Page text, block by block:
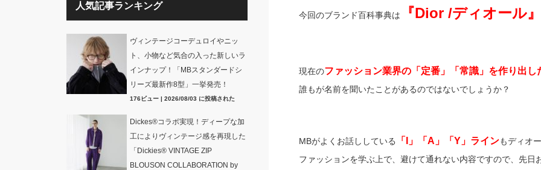
今回のブランド百科事典は 『Dior /ディオール』
現在のファッション業界の「定番」「常識」を作り出し
誰もが名前を聞いたことがあるのではないでしょうか？
MBがよくお話ししている 「I」「A」「Y」ラインもディオ
ファッションを学ぶ上で、避けて通れない内容ですので、先
人気記事ランキング
ヴィンテージコーデュロイやニッ
ト、小物など気合の入った新しいラ
インナップ！「MBスタンダードシ
リーズ最新作8型」一挙発売！
176ビュー| 2026/08/03 に投稿された
Dickes®コラボ実現！ディープな加
工によりヴィンテージ感を再現した
「Dickies® VINTAGE ZIP
BLOUSON COLLABORATION by